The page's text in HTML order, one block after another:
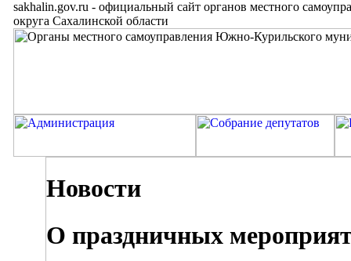
sakhalin.gov.ru - официальный сайт органов местного
округа Сахалинской области
Новости
О праздничных